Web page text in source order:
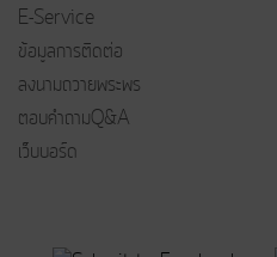
E-Service
ข้อมูลการติดต่อ
ลงนามถวายพระพร
ตอบคำถามQ&A
เว็บบอร์ด